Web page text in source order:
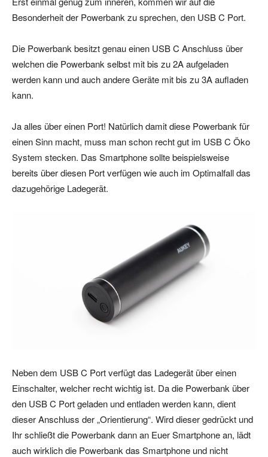
Besonderheit der Powerbank zu sprechen, den USB C Port.
Die Powerbank besitzt genau einen USB C Anschluss über
welchen die Powerbank selbst mit bis zu 2A aufgeladen
werden kann und auch andere Geräte mit bis zu 3A aufladen
kann.
Ja alles über einen Port! Natürlich damit diese Powerbank für
einen Sinn macht, muss man schon recht gut im USB C Öko
System stecken. Das Smartphone sollte beispielsweise
bereits über diesen Port verfügen wie auch im Optimalfall das
dazugehörige Ladegerät.
Neben dem USB C Port verfügt das Ladegerät über einen
Einschalter, welcher recht wichtig ist. Da die Powerbank über
den USB C Port geladen und entladen werden kann, dient
dieser Anschluss der „Orientierung“. Wird dieser gedrückt und
Ihr schließt die Powerbank dann an Euer Smartphone an, lädt
auch wirklich die Powerbank das Smartphone und nicht